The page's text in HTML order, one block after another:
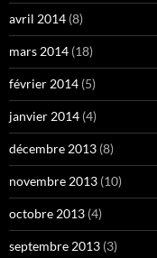
avril 2014 (8)
mars 2014 (18)
février 2014 (5)
janvier 2014 (4)
décembre 2013 (8)
novembre 2013 (10)
octobre 2013 (4)
septembre 2013 (3)